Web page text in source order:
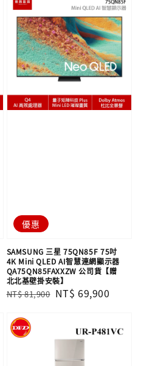
優惠
SAMSUNG 三星 75QN85F 75吋
4K Mini QLED AI智慧連網顯示器
QA75QN85FAXXZW 公司貨【贈
北北基壁掛安裝】
Regular
NT$ 81,900 Sale
NT$ 69,900